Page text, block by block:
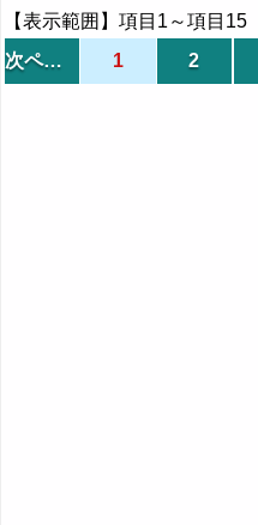
【表示範囲】項目1～項目15
次ページ
1 2